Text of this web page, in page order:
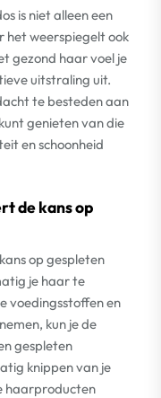
is niet alleen een
het weerspiegelt ook
gezond haar voel je
uitstraling uit.
te besteden aan
genieten van die
en schoonheid
de kans op
op gespleten
je haar te
voedingsstoffen en
kun je de
gespleten
knippen van je
haarproducten